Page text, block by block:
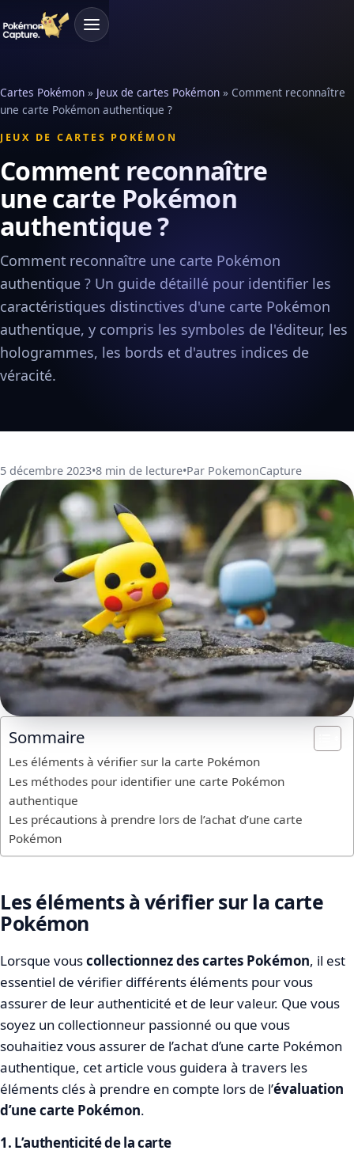
Cartes Pokémon » Jeux de cartes Pokémon » Comment reconnaître
une carte Pokémon authentique ?
JEUX DE CARTES POKÉMON
Comment reconnaître
une carte Pokémon
authentique ?
Comment reconnaître une carte Pokémon
authentique ? Un guide détaillé pour identifier les
caractéristiques distinctives d'une carte Pokémon
authentique, y compris les symboles de l'éditeur, les
hologrammes, les bords et d'autres indices de
véracité.
5 décembre 2023•8 min de lecture•Par PokemonCapture
Sommaire
Les éléments à vérifier sur la carte Pokémon
Les méthodes pour identifier une carte Pokémon
authentique
Les précautions à prendre lors de l’achat d’une carte
Pokémon
Les éléments à vérifier sur la carte
Pokémon
Lorsque vouscollectionnez des cartes Pokémon, il est
essentiel de vérifier différents éléments pour vous
assurer de leur authenticité et de leur valeur. Que vous
soyez un collectionneur passionné ou que vous
souhaitiez vous assurer de l’achat d’une carte Pokémon
authentique, cet article vous guidera à travers les
éléments clés à prendre en compte lors de l’évaluation
d’une carte Pokémon.
1. L’authenticité de la carte